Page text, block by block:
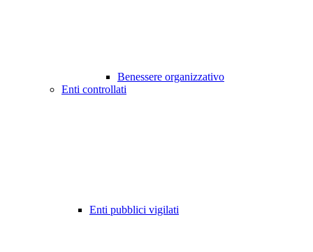
Benessere organizzativo
Enti controllati
Enti pubblici vigilati